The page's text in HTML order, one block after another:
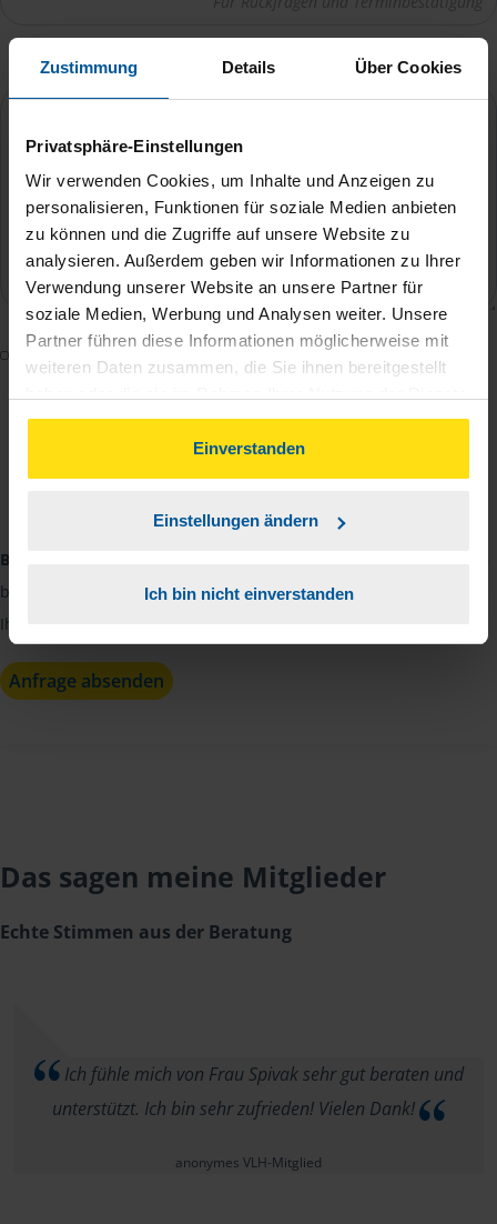
Zustimmung Details Über Cookies
Privatsphäre-Einstellungen
Wir verwenden Cookies, um Inhalte und Anzeigen zu
personalisieren, Funktionen für soziale Medien anbieten
zu können und die Zugriffe auf unsere Website zu
analysieren. Außerdem geben wir Informationen zu Ihrer
Verwendung unserer Website an unsere Partner für
soziale Medien, Werbung und Analysen weiter. Unsere
Partner führen diese Informationen möglicherweise mit
weiteren Daten zusammen, die Sie ihnen bereitgestellt
gesammelt haben. Indem Sie auf Einverstanden klicken,
können Sie der Verwendung von Cookies, gemäß
unserer
Einverstanden
Einstellungen ändern
Ich bin nicht einverstanden
Ihre Nachricht an Elena Spivak*
Mit dem Absenden des Kontaktformulars erkläre ich
Bearbeitung meines Anliegens sowie zur internen
Analyse der Zugriffsquelle verwendet werden.
DieDatenschutzbestimmungenhabe ich zur
Kenntnis genommen.
Bitte beachten:
bis 12.08.2026 nicht besetzt. Elena Spivak wird sich danach mit
Ihnen in Verbindung setzen.
Anfrage absenden
Das sagen meine Mitglieder
Echte Stimmen aus der Beratung
Ich fühle mich von Frau Spivak sehr gut beraten und
unterstützt. Ich bin sehr zufrieden! Vielen Dank!
anonymes VLH-Mitglied